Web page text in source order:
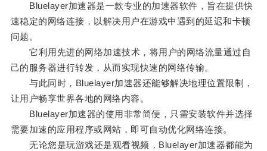
Bluelayer加速器是一款专业的加速器软件，旨在提供快
速稳定的网络连接，以解决用户在游戏中遇到的延迟和卡顿
问题。
它利用先进的网络加速技术，将用户的网络流量通过自
己的服务器进行转发，从而实现快速的网络传输。
与此同时，Bluelayer加速器还能够解决地理位置限制，
让用户畅享世界各地的网络内容。
Bluelayer加速器的使用非常简便，只需安装软件并选择
需要加速的应用程序或网站，即可自动优化网络连接。
无论您是玩游戏还是观看视频，Bluelayer加速器都能为